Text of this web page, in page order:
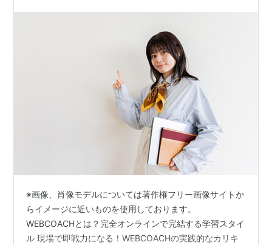
※画像、肖像モデルについては著作権フリー画像サイトか
らイメージに近いものを使用しております。
WEBCOACHとは？完全オンラインで完結する学習スタイ
ル 現場で即戦力になる！WEBCOACHの実践的なカリキ